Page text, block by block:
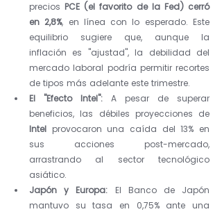
precios PCE (el favorito de la Fed) cerró
en 2,8%, en línea con lo esperado. Este
equilibrio sugiere que, aunque la
inflación es "ajustad", la debilidad del
mercado laboral podría permitir recortes
de tipos más adelante este trimestre.
El "Efecto Intel": A pesar de superar
Intel provocaron una caída del 13% en
sus acciones post-mercado,
arrastrando al sector tecnológico
asiático.
Japón y Europa: El Banco de Japón
mantuvo su tasa en 0,75% ante una